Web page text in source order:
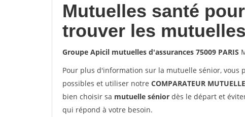
Mutuelles santé
trouver les
Groupe Apicil mutuelles d'assurances 75009 PARIS
Pour plus d'information sur la mutuelle sénior, vous
possibles et utiliser notre COMPARATEUR MUTUELLE
bien choisir sa mutuelle sénior dès le départ et
qui répond à votre besoin.